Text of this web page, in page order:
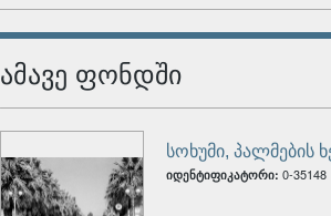
ამავე ფონდში
სოხუმი, პალმების
იდენტიფიკატორი: 0-35148